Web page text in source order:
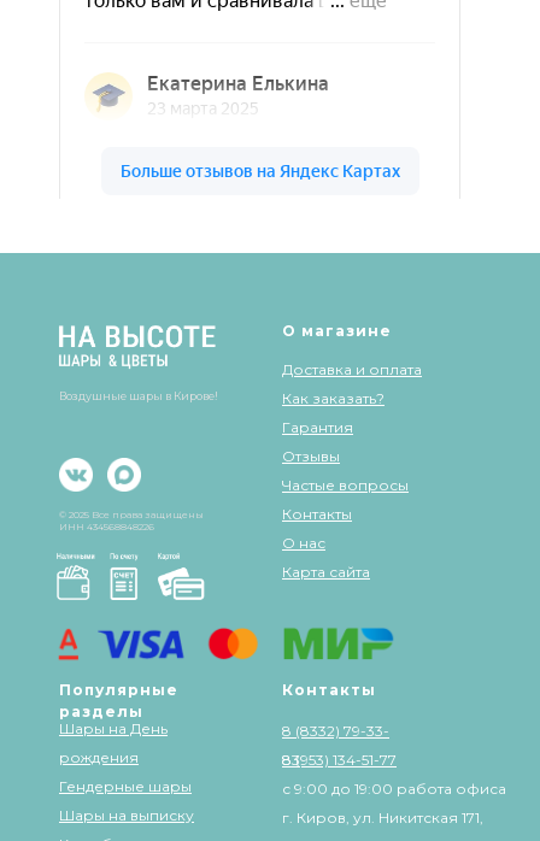
О магазине
Доставка и оплата
Популярные
разделы
Шары на День
рождения
Контакты
© 2025 Все права защищены
Как заказать?
Гарантия
Отзывы
Частые вопросы
Контакты
О нас
Гендерные шары
Шары на выписку
8 (8332) 79-33-
83
8 (953) 134-51-77
с 9:00 до 19:00 работа офиса
г. Киров, ул. Никитская 171,
ИНН 434568848226
Карта сайта
Воздушные шары в Кирове!